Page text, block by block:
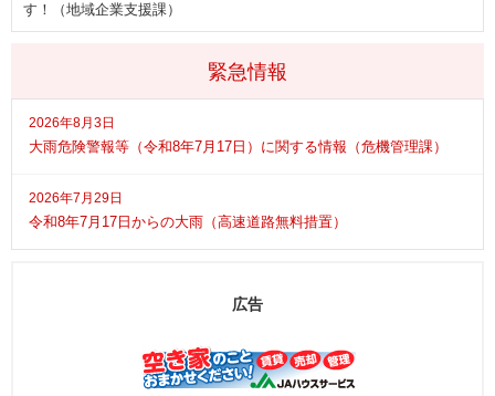
緊急情報
2026年8月3日
大雨危険警報等（令和8年7月17日）に関する情報（危機管理課）
2026年7月29日
令和8年7月17日からの大雨（高速道路無料措置）
す！（地域企業支援課）
広告